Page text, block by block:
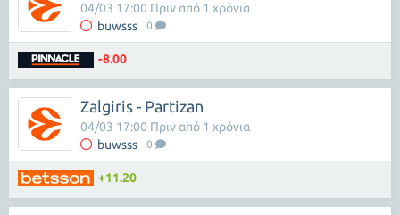
buwsss 0
04/03 17:00 Πριν από 1 χρόνια
-8.00
Zalgiris - Partizan
buwsss 0
04/03 17:00 Πριν από 1 χρόνια
+11.20